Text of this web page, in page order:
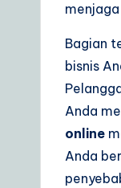
Bagian
bisnis
Anda
online
Anda